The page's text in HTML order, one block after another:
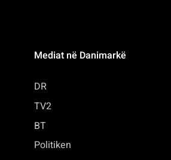
Mediat në Danimarkë
DR
TV2
BT
Politiken